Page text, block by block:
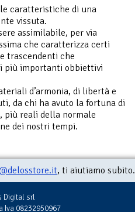
caratteristiche di una
vissuta.
assimilabile, per via
che caratterizza certi
trascendenti che
più importanti obbiettivi
d’armonia, di libertà e
da chi ha avuto la fortuna di
più reali della normale
dei nostri tempi.
, ti aiutiamo subito.
Digital srl
Iva 08232950967